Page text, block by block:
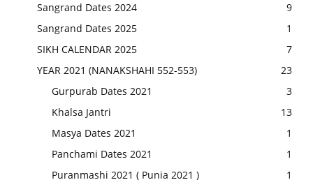
Sangrand Dates 2024
9
Sangrand Dates 2025
1
SIKH CALENDAR 2025
7
YEAR 2021 (NANAKSHAHI 552-553)
23
Gurpurab Dates 2021
3
Khalsa Jantri
13
Masya Dates 2021
1
Panchami Dates 2021
1
Puranmashi 2021 ( Punia 2021 )
1